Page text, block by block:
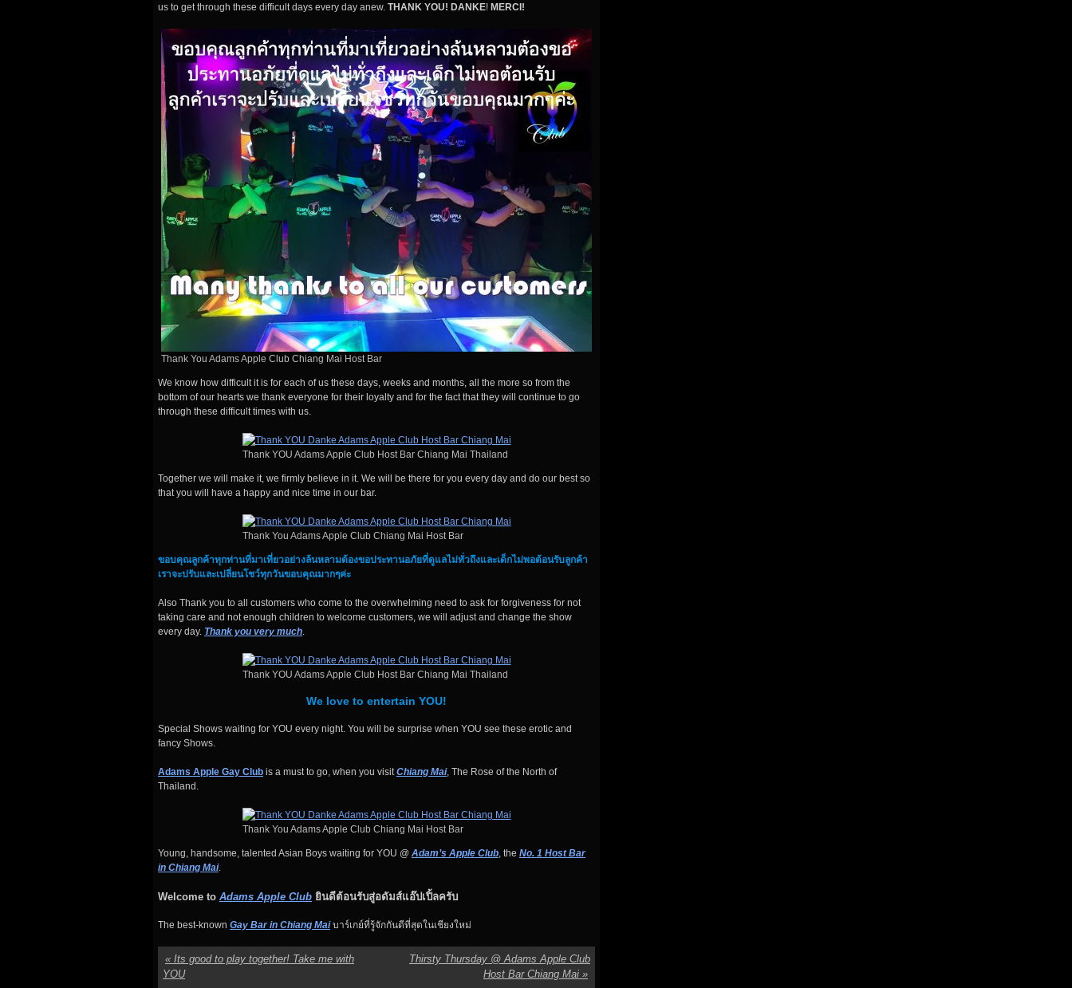
us to get through these difficult days every day anew. THANK YOU! DANKE! MERCI!
Thank You Adams Apple Club Chiang Mai Host Bar
We know how difficult it is for each of us these days, weeks and months, all the more so from the
bottom of our hearts we thank everyone for their loyalty and for the fact that they will continue to go
through these difficult times with us.
Thank YOU Adams Apple Club Host Bar Chiang Mai Thailand
Together we will make it, we firmly believe in it. We will be there for you every day and do our best so
that you will have a happy and nice time in our bar.
Thank You Adams Apple Club Chiang Mai Host Bar
ขอบคุณลูกค้าทุกท่านที่มาเที่ยวอย่างล้นหลามต้องขอประทานอภัยที่ดูแลไม่ทั่วถึงและเด็กไม่พอต้อนรับลูกค้า
เราจะปรับและเปลี่ยนโชว์ทุกวันขอบคุณมากๆค่ะ
Also Thank you to all customers who come to the overwhelming need to ask for forgiveness for not
taking care and not enough children to welcome customers, we will adjust and change the show
every day. Thank you very much.
Thank YOU Adams Apple Club Host Bar Chiang Mai Thailand
We love to entertain YOU!
Special Shows waiting for YOU every night. You will be surprise when YOU see these erotic and
fancy Shows.
Adams Apple Gay Club is a must to go, when you visitChiang Mai, The Rose of the North of
Thailand.
Thank You Adams Apple Club Chiang Mai Host Bar
Young, handsome, talented Asian Boys waiting for YOU @ Adam’s Apple Club, the No. 1 Host Bar
in Chiang Mai.
Welcome to Adams Apple Club ยินดีต้อนรับสู่อดัมส์แอ๊ปเปิ้ลครับ
The best-known Gay Bar in Chiang Maiบาร์เกย์ที่รู้จักกันดีที่สุดในเชียงใหม่
« Its good to play together! Take me with
YOU
Thirsty Thursday @ Adams Apple Club
Host Bar Chiang Mai »